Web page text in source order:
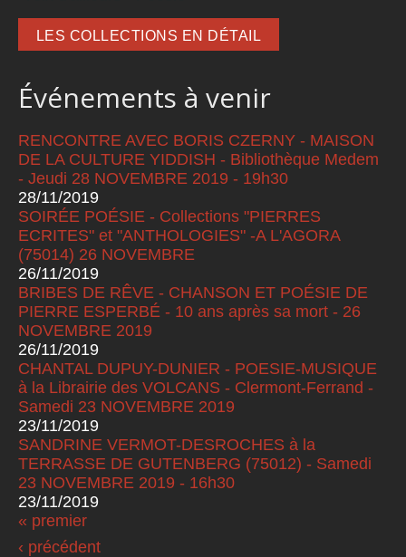
LES COLLECTIONS EN DÉTAIL
Événements à venir
RENCONTRE AVEC BORIS CZERNY - MAISON
DE LA CULTURE YIDDISH - Bibliothèque Medem
- Jeudi 28 NOVEMBRE 2019 - 19h30
28/11/2019
SOIRÉE POÉSIE - Collections "PIERRES
ECRITES" et "ANTHOLOGIES" -A L'AGORA
(75014) 26 NOVEMBRE
26/11/2019
BRIBES DE RÊVE - CHANSON ET POÉSIE DE
PIERRE ESPERBÉ - 10 ans après sa mort - 26
NOVEMBRE 2019
26/11/2019
CHANTAL DUPUY-DUNIER - POESIE-MUSIQUE
à la Librairie des VOLCANS - Clermont-Ferrand -
Samedi 23 NOVEMBRE 2019
23/11/2019
SANDRINE VERMOT-DESROCHES à la
TERRASSE DE GUTENBERG (75012) - Samedi
23 NOVEMBRE 2019 - 16h30
23/11/2019
Pages
« premier
‹ précédent